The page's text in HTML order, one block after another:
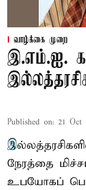
வாழ்க்கை முறை
இ.எம்.ஐ.
Published on: 21 Oct
இ
நேரத்தை
உபயோகப்